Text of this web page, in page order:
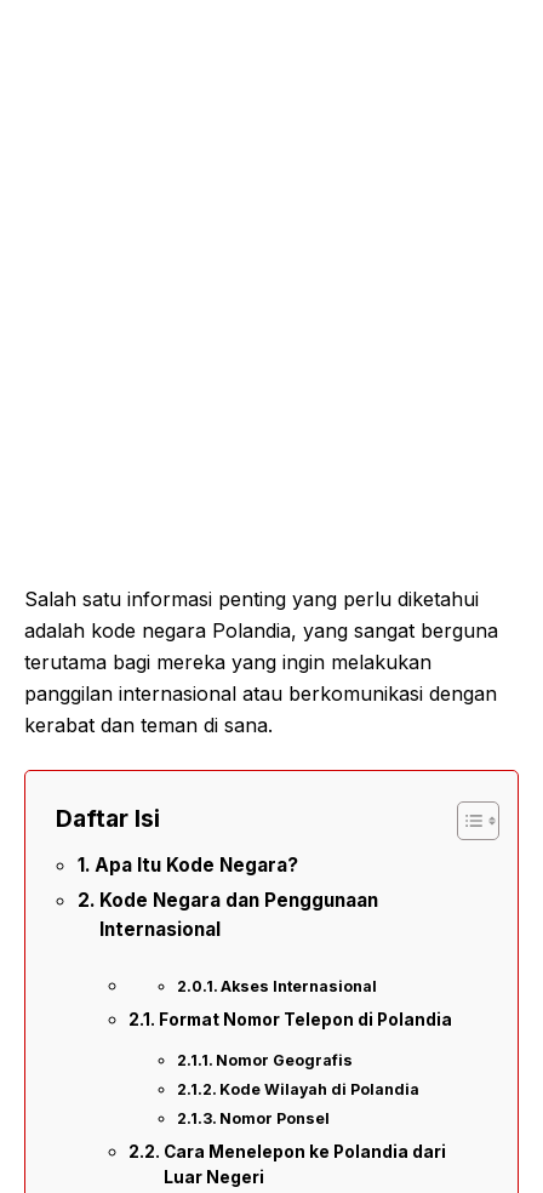
Salah satu informasi penting yang perlu diketahui
adalah kode negara Polandia, yang sangat berguna
terutama bagi mereka yang ingin melakukan
panggilan internasional atau berkomunikasi dengan
kerabat dan teman di sana.
Daftar Isi
Apa Itu Kode Negara?
Kode Negara dan Penggunaan
Internasional
Akses Internasional
Format Nomor Telepon di Polandia
Nomor Geografis
Kode Wilayah di Polandia
Nomor Ponsel
Cara Menelepon ke Polandia dari
Luar Negeri